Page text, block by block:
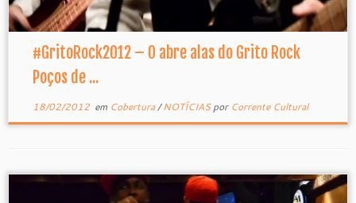
#GritoRock2012 – O abre alas do Grito Rock
Poços de ...
18/02/2012em Cobertura/NOTÍCIASpor Corrente Cultural